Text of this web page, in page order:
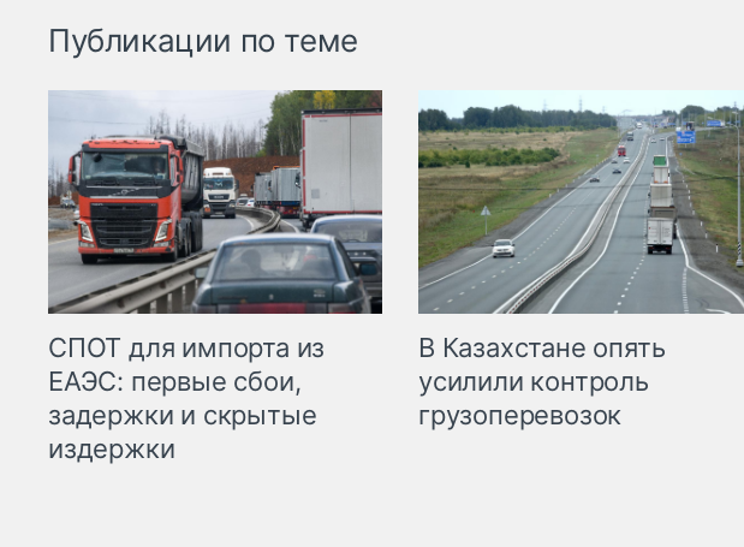
Публикации по теме
СПОТ для импорта из
ЕАЭС: первые сбои,
задержки и скрытые
издержки
В Казахстане опять
усилили контроль
грузоперевозок